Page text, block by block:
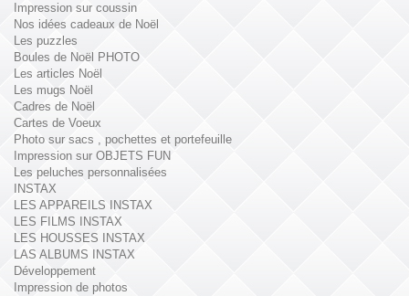
Impression sur coussin
Nos idées cadeaux de Noël
Les puzzles
Boules de Noël PHOTO
Les articles Noël
Les mugs Noël
Cadres de Noël
Cartes de Voeux
Photo sur sacs , pochettes et portefeuille
Impression sur OBJETS FUN
Les peluches personnalisées
INSTAX
LES APPAREILS INSTAX
LES FILMS INSTAX
LES HOUSSES INSTAX
LAS ALBUMS INSTAX
Développement
Impression de photos